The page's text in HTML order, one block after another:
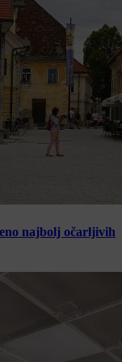
najbolj očarljivih